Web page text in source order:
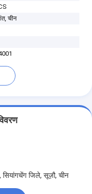
चीन
जिले, सूज़ौ, चीन